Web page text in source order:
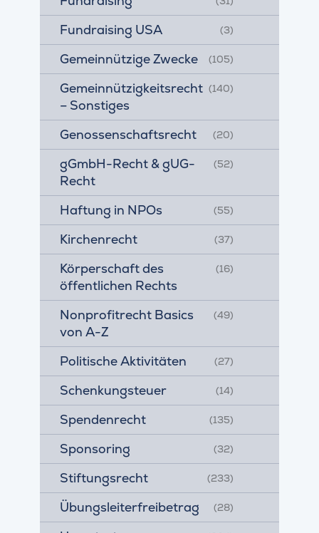
Fundraising USA (3)
Gemeinnützige Zwecke (105)
Gemeinnützigkeitsrecht
– Sonstiges
(140)
Genossenschaftsrecht (20)
gGmbH-Recht & gUG-
Recht
(52)
Haftung in NPOs (55)
Kirchenrecht (37)
Körperschaft des
öffentlichen Rechts
(16)
Nonprofitrecht Basics
von A-Z
(49)
Politische Aktivitäten (27)
Schenkungsteuer (14)
Spendenrecht (135)
Sponsoring (32)
Stiftungsrecht (233)
Übungsleiterfreibetrag (28)